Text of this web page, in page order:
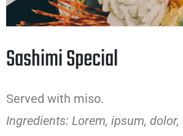
Sashimi Special
Served with miso.
Ingredients: Lorem, ipsum, dolor,